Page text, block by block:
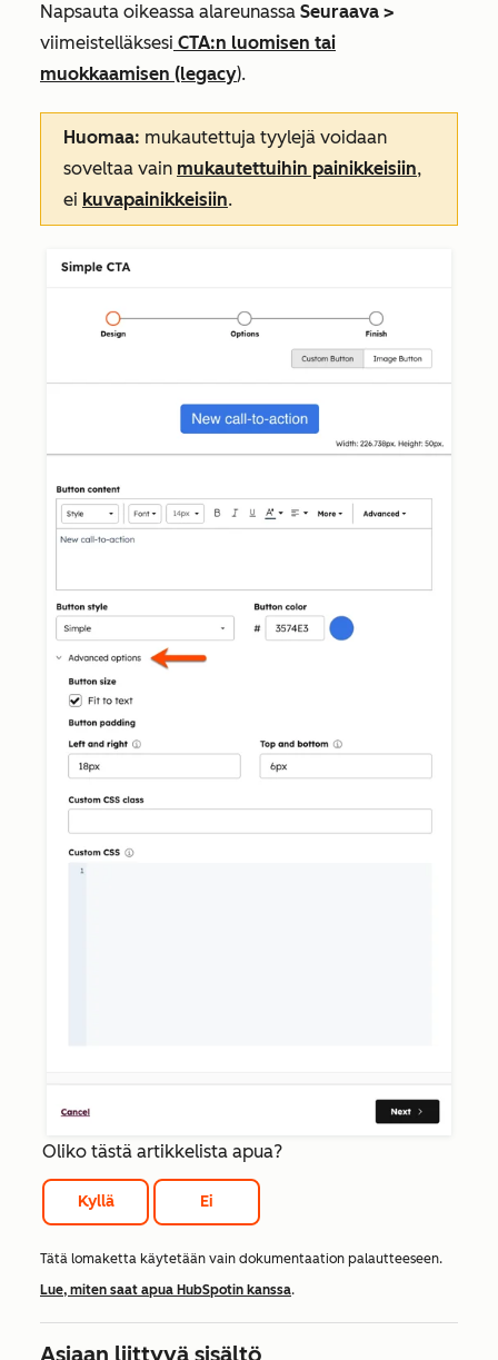
Napsauta oikeassa alareunassa Seuraava >
viimeistelläksesi CTA:n luomisen tai
muokkaamisen (legacy).
Huomaa: mukautettuja tyylejä voidaan
soveltaa vain mukautettuihin painikkeisiin,
ei kuvapainikkeisiin.
Oliko tästä artikkelista apua?
Kyllä Ei
Tätä lomaketta käytetään vain dokumentaation palautteeseen.
Lue, miten saat apua HubSpotin kanssa.
Asiaan liittyvä sisältö